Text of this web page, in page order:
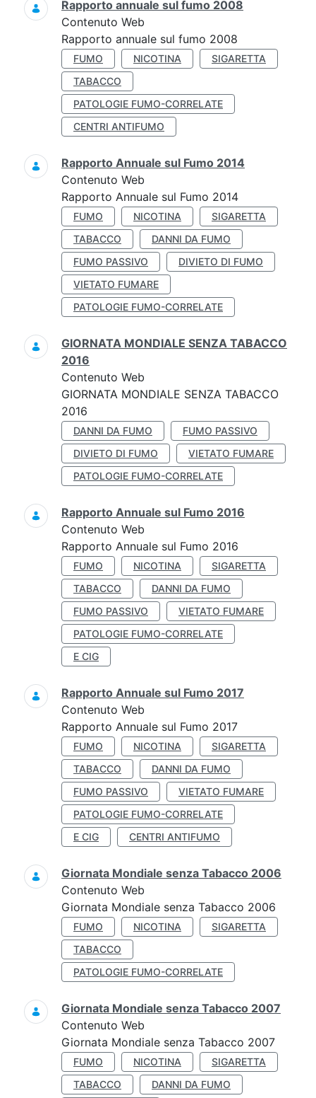
Rapporto annuale sul fumo 2008
Contenuto Web
Rapporto annuale sul fumo 2008
FUMO NICOTINA
SIGARETTA
TABACCO
PATOLOGIE FUMO-CORRELATE
CENTRI ANTIFUMO
Rapporto Annuale sul Fumo 2014
Contenuto Web
Rapporto Annuale sul Fumo 2014
FUMO NICOTINA
SIGARETTA
TABACCO
DANNI DA FUMO
FUMO PASSIVO
DIVIETO DI FUMO
VIETATO FUMARE
PATOLOGIE FUMO-CORRELATE
GIORNATA MONDIALE SENZA TABACCO
2016
Contenuto Web
GIORNATA MONDIALE SENZA TABACCO
2016
DANNI DA FUMO
FUMO PASSIVO
DIVIETO DI FUMO
VIETATO FUMARE
PATOLOGIE FUMO-CORRELATE
Rapporto Annuale sul Fumo 2016
Contenuto Web
Rapporto Annuale sul Fumo 2016
FUMO NICOTINA
SIGARETTA
TABACCO
DANNI DA FUMO
FUMO PASSIVO
VIETATO FUMARE
PATOLOGIE FUMO-CORRELATE
E CIG
Rapporto Annuale sul Fumo 2017
Contenuto Web
Rapporto Annuale sul Fumo 2017
FUMO NICOTINA
SIGARETTA
TABACCO
DANNI DA FUMO
FUMO PASSIVO
VIETATO FUMARE
PATOLOGIE FUMO-CORRELATE
E CIG
CENTRI ANTIFUMO
Giornata Mondiale senza Tabacco 2006
Contenuto Web
Giornata Mondiale senza Tabacco 2006
FUMO NICOTINA
SIGARETTA
TABACCO
PATOLOGIE FUMO-CORRELATE
Giornata Mondiale senza Tabacco 2007
Contenuto Web
Giornata Mondiale senza Tabacco 2007
FUMO NICOTINA
SIGARETTA
TABACCO
DANNI DA FUMO